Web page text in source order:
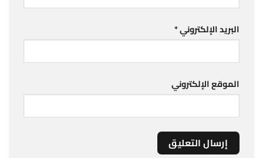
البريد الإلكتروني*
الموقع الإلكتروني